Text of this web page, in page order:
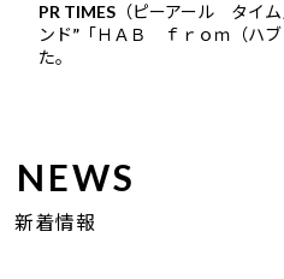
PR TIMES（ピーアール タイ
ンド”「ＨＡＢ ｆｒｏｍ（ハ
た。
NEWS
新着情報